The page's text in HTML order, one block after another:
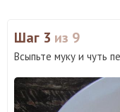
Шаг 3 из 9
Всыпьте муку и чуть